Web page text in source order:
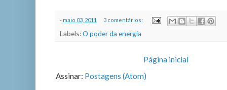
- maio 03, 2011 3 comentários:
Labels:O poder da energia
Página inicial
Assinar: Postagens (Atom)